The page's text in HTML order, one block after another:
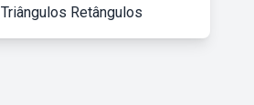
Triângulos Retângulos